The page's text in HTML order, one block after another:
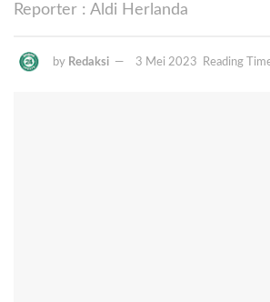
Reporter : Aldi Herlanda
by Redaksi 3 Mei 2023 Reading